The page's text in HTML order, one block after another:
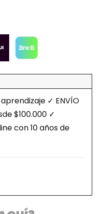
✓ ENVÍO
$100.000 ✓
con 10 años de